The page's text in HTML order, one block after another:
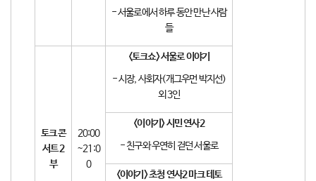
- 서울로에서 하루 동안 만난 사람
들
토크 콘
서트2
부
20:00
~21:0
0
<토크쇼>서울로 이야기
- 시장, 사회자(개그우먼 박지선)
외 3인
<이야기 >시민 연사2
- 친구와 우연히 걷던 서울로
<이야기 >초청 연사2마크 테토